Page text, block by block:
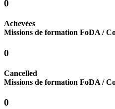
0
Achevées
Missions de formation FoDA /
0
Cancelled
Missions de formation FoDA /
0